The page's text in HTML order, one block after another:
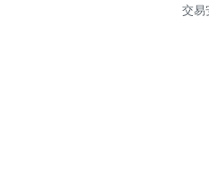
交易